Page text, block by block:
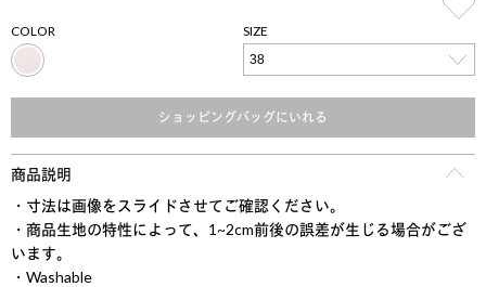
SIZE
COLOR
ショッピングバッグにいれる
商品説明
・寸法は画像をスライドさせてご確認ください。
・商品生地の特性によって、1~2cm前後の誤差が生じる場合がござ
います。
・Washable